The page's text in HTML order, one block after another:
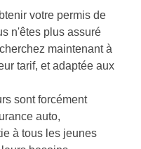
votre permis de
n'êtes plus assuré
maintenant à
tarif, et adaptée aux
sont forcément
auto,
à tous les jeunes